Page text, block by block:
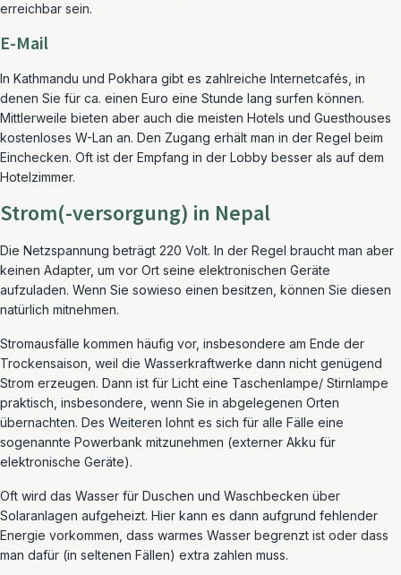
erreichbar sein.
E-Mail
In Kathmandu und Pokhara gibt es zahlreiche Internetcafés, in
denen Sie für ca. einen Euro eine Stunde lang surfen können.
Mittlerweile bieten aber auch die meisten Hotels und Guesthouses
kostenloses W-Lan an. Den Zugang erhält man in der Regel beim
Einchecken. Oft ist der Empfang in der Lobby besser als auf dem
Hotelzimmer.
Strom(-versorgung) in Nepal
Die Netzspannung beträgt 220 Volt. In der Regel braucht man aber
keinen Adapter, um vor Ort seine elektronischen Geräte
aufzuladen. Wenn Sie sowieso einen besitzen, können Sie diesen
natürlich mitnehmen.
Stromausfälle kommen häufig vor, insbesondere am Ende der
Trockensaison, weil die Wasserkraftwerke dann nicht genügend
Strom erzeugen. Dann ist für Licht eine Taschenlampe/ Stirnlampe
praktisch, insbesondere, wenn Sie in abgelegenen Orten
übernachten. Des Weiteren lohnt es sich für alle Fälle eine
sogenannte Powerbank mitzunehmen (externer Akku für
elektronische Geräte).
Oft wird das Wasser für Duschen und Waschbecken über
Solaranlagen aufgeheizt. Hier kann es dann aufgrund fehlender
Energie vorkommen, dass warmes Wasser begrenzt ist oder dass
man dafür (in seltenen Fällen) extra zahlen muss.